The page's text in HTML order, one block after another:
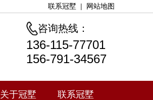
联系冠墅 | 网站地图
咨询热线：
136-115-77701
156-791-34567
关于冠墅 联系冠墅